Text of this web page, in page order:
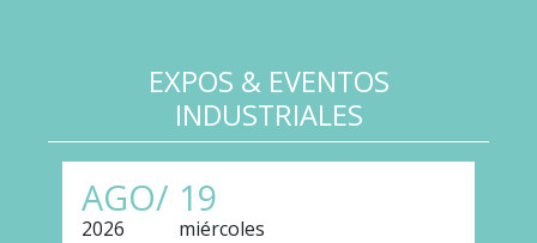
EXPOS & EVENTOS
INDUSTRIALES
AGO/
2026
19
miércoles